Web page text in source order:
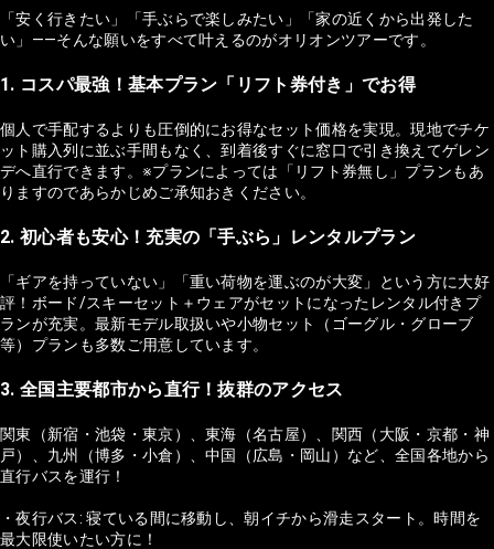
「安く行きたい」「手ぶらで楽しみたい」「家の近くから出発した
い」——そんな願いをすべて叶えるのがオリオンツアーです。
1. コスパ最強！基本プラン「リフト券付き」でお得
個人で手配するよりも圧倒的にお得なセット価格を実現。現地でチケ
ット購入列に並ぶ手間もなく、到着後すぐに窓口で引き換えてゲレン
デへ直行できます。※プランによっては「リフト券無し」プランもあ
りますのであらかじめご承知おきください。
2. 初心者も安心！充実の「手ぶら」レンタルプラン
「ギアを持っていない」「重い荷物を運ぶのが大変」という方に大好
評！ボード/スキーセット＋ウェアがセットになったレンタル付きプ
ランが充実。最新モデル取扱いや小物セット（ゴーグル・グローブ
等）プランも多数ご用意しています。
3. 全国主要都市から直行！抜群のアクセス
関東（新宿・池袋・東京）、東海（名古屋）、関西（大阪・京都・神
戸）、九州（博多・小倉）、中国（広島・岡山）など、全国各地から
直行バスを運行！
・夜行バス: 寝ている間に移動し、朝イチから滑走スタート。時間を
最大限使いたい方に！